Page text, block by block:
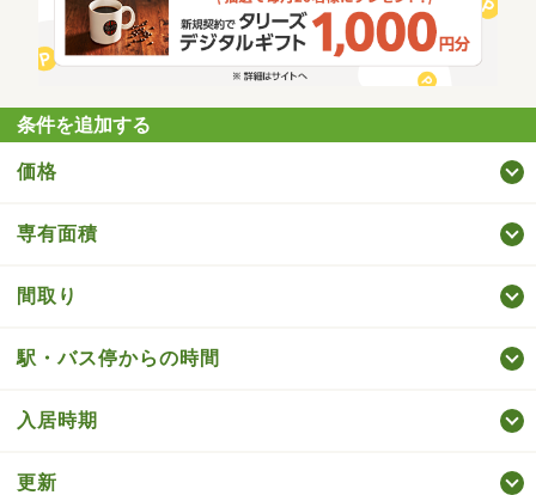
条件を追加する
価格
専有面積
間取り
駅・バス停からの時間
入居時期
更新